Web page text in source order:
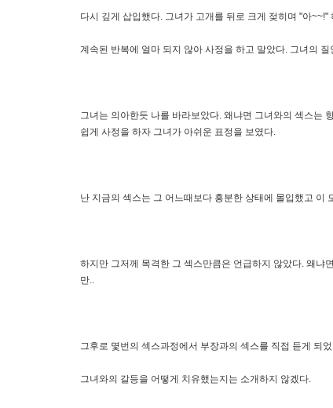
다시 깊게 삽입했다. 그녀가 고개를 뒤로 크게 젖히며 "아
계속된 반복에 얼마 되지 않아 사정을 하고 말았다. 그녀의 질
그녀는 의아한듯 나를 바라보았다. 왜냐면 그녀와의 섹스는
쉽게 사정을 하자 그녀가 아쉬운 표정을 보였다.
난 지금의 섹스는 그 어느때보다 흥분한 상태에 몰입했고 이
하지만 그저께 목격한 그 섹스만큼은 언급하지 않았다. 왜냐
만..
그후로 몇번의 섹스과정에서 부장과의 섹스를 직접 듣게 되
그녀와의 갈등을 어떻게 치유했는지는 소개하지 않겠다.